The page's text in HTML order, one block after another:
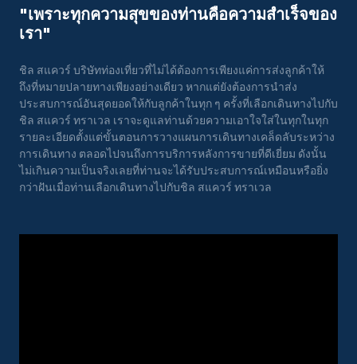
"เพราะทุกความสุขของท่านคือความสําเร็จของ
เรา"
ชิล สแควร์ บริษัทท่องเที่ยวที่ไม่ได้ต้องการเพียงแค่การส่งลูกค้าให้
ถึงที่หมายปลายทางเพียงอย่างเดียว หากแต่ยังต้องการนำส่ง
ประสบการณ์อันสุดยอดให้กับลูกค้าในทุก ๆ ครั้งที่เลือกเดินทางไปกับ
ชิล สแควร์ ทราเวล เราจะดูแลท่านด้วยความเอาใจใส่ในทุกในทุก
รายละเอียดตั้งแต่ขั้นตอนการวางแผนการเดินทางเคล็ดลับระหว่าง
การเดินทาง ตลอดไปจนถึงการบริการหลังการขายที่ดีเยี่ยม ดังนั้น
ไม่เกินความเป็นจริงเลยที่ท่านจะได้รับประสบการณ์เหมือนหรือยิ่ง
กว่าฝันเมื่อท่านเลือกเดินทางไปกับชิล สแควร์ ทราเวล